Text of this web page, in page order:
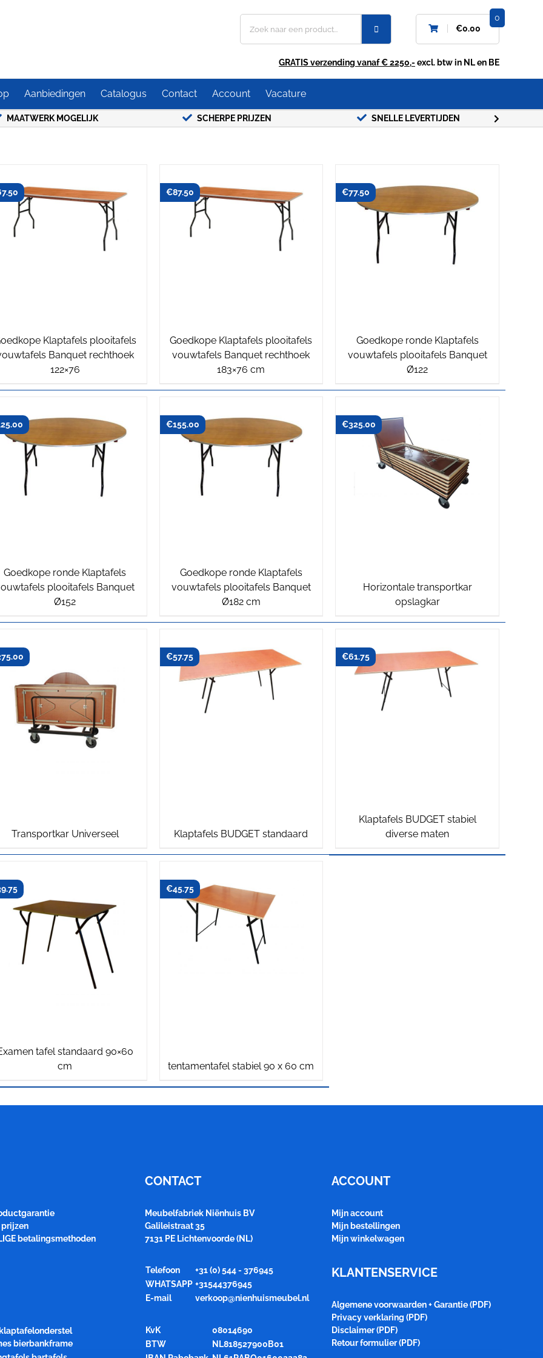
€0.00
0
naar:
GRATIS verzending vanaf € 2250,- excl. btw in NL en BE
Aanbiedingen Catalogus Contact Account Vacature
MAATWERK MOGELIJK SCHERPE PRIJZEN SNELLE LEVERTIJDEN
Klaptafels plooitafels
Banquet rechthoek
122×76
Goedkope Klaptafels plooitafels
vouwtafels Banquet rechthoek
183×76 cm
€87.50
Goedkope ronde Klaptafels
vouwtafels plooitafels Banquet
Ø122
€77.50
Goedkope ronde Klaptafels
plooitafels Banquet
Ø152
Goedkope ronde Klaptafels
vouwtafels plooitafels Banquet
Ø182 cm
€155.00
Horizontale transportkar
opslagkar
€325.00
Transportkar Universeel Klaptafels BUDGET standaard
€57.75
Klaptafels BUDGET stabiel
diverse maten
€61.75
tafel standaard 90×60
cm
tentamentafel stabiel 90 x 60 cm
€45.75
betalingsmethoden
bierbankframe
CONTACT
Meubelfabriek Niënhuis BV
Galileistraat 35
7131 PE Lichtenvoorde (NL)
Telefoon
+31 (0) 544 - 376945
WHATSAPP +31544376945
E-mail
verkoop@nienhuismeubel.nl
KvK
08014690
BTW
NL818527900B01
ACCOUNT
Mijn account
Mijn bestellingen
Mijn winkelwagen
KLANTENSERVICE
Algemene voorwaarden + Garantie (PDF)
Privacy verklaring (PDF)
Disclaimer (PDF)
Retour formulier (PDF)